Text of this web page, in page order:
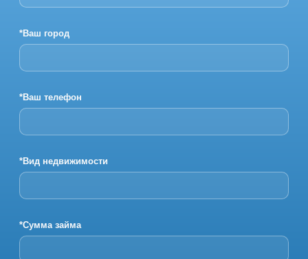
*Ваш город
*Ваш телефон
*Вид недвижимости
*Сумма займа